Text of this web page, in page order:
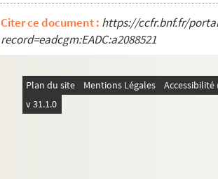
LF27. Lithographies et gravures, reproduction
LF28. Galerie de portraits d'artistes lyriques
LF29. II Portraits
Citer ce document : https://ccfr.bnf.fr/
record=eadcgm:EADC:a2088521
Plan du site Mentions Légales
v 31.1.0